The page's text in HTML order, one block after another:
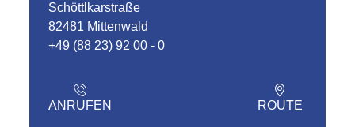
Schöttlkarstraße
82481 Mittenwald
+49 (88 23) 92 00 - 0
ANRUFEN ROUTE